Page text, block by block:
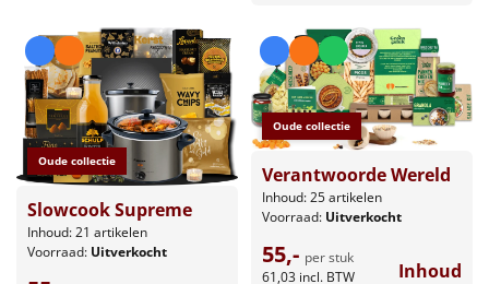
Oude collectie
Slowcook Supreme
Inhoud: 21 artikelen
Voorraad: Uitverkocht
Oude collectie
Verantwoorde Wereld
Inhoud: 25 artikelen
Voorraad: Uitverkocht
55,- per stuk
61,03 incl. BTW Inhoud